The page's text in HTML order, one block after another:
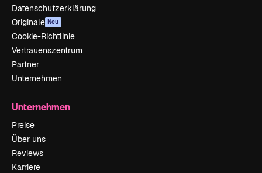
Datenschutzerklärung
Originale Neu
Cookie-Richtlinie
Vertrauenszentrum
Partner
Unternehmen
Unternehmen
Preise
Über uns
Reviews
Karriere